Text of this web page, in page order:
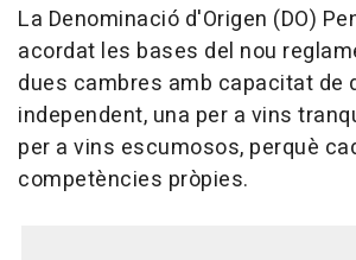
La Denominació d'Origen (DO)
acordat les bases del nou
dues cambres amb capacitat de
independent, una per a vins
per a vins escumosos, perquè
competències pròpies.